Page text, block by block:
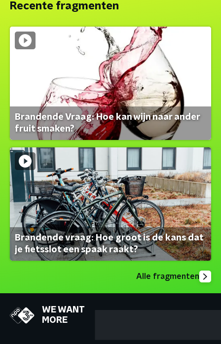
Recente fragmenten
Brandende Vraag: Hoe kan wijn naar ander
fruit smaken?
Brandende vraag: Hoe groot is de kans dat
je fietsslot een spaak raakt?
Alle fragmenten
WE WANT
MORE